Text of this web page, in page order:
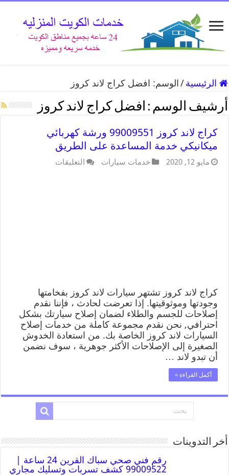
الرئيسية / الوسم: افضل كراج لاند كروز
أرشيف الوسم : افضل كراج لاند كروز
كراج لاند كروز 99009551 ورشة كهربائي
ميكانيكي خدمة المساعدة على الطريق
مايو 12, 2020 خدمات سيارات التعليقات
كراج لاند كروز تشتهر سيارات لاند كروز بفخامتها
وجودتها وموثوقيتها. إذا تعرضت لحادث ، فإننا نقدم
إصلاحات للجسم والطلاء لضمان إصلاح سيارتك بشكل
احترافي, نحن نقدم مجموعة كاملة من خدمات إصلاح
السيارات لاند كروز الخاصة بك. من استعادة الخدوش
الصغيرة إلى الإصلاحات الأكثر جوهرية ، سوف نضمن
أن تبدو لاند …
أكمل القراءة »
أخر التدوينات
رقم فني صحي سباك القرين 24 ساعة |
99009522 كشف تسربات وتسليك مجاري